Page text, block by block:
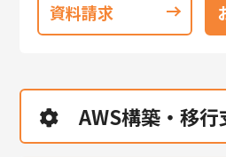
資料請求
AWS構築・移行